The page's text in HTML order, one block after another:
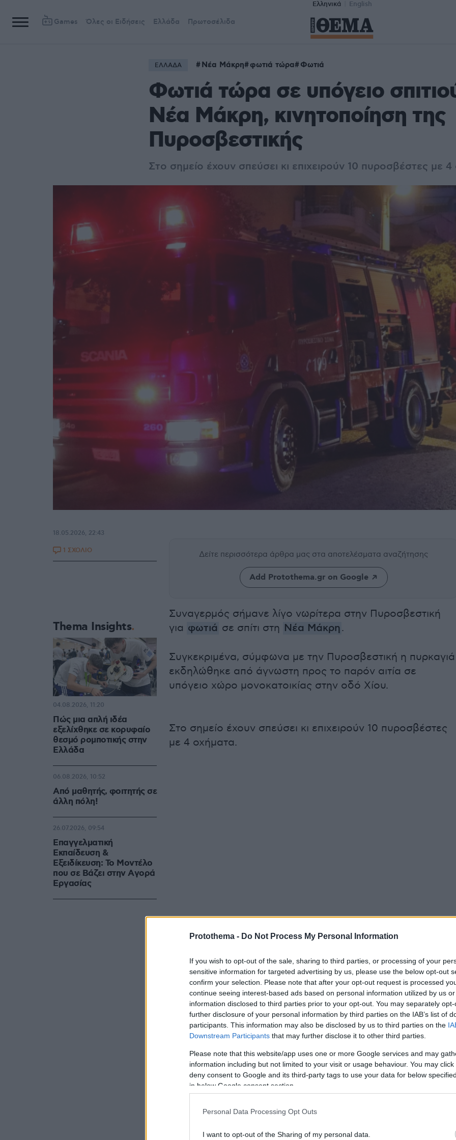
Protothema - Do Not Process My Personal Information
If you wish to opt-out of the sale, sharing to third parties, or processing of your
sensitive information for targeted advertising by us, please use the below opt-out
confirm your selection. Please note that after your opt-out request is processed
continue seeing interest-based ads based on personal information utilized by us
information disclosed to third parties prior to your opt-out. You may separately
further disclosure of your personal information by third parties on the IAB’s list of
participants. This information may also be disclosed by us to third parties on the
Downstream Participants that may further disclose it to other third parties.
Please note that this website/app uses one or more Google services and may
information including but not limited to your visit or usage behaviour. You may
deny consent to Google and its third-party tags to use your data for below
in below Google consent section.
Personal Data Processing Opt Outs
I want to opt-out of the Sharing of my personal data.
Ελληνικά English
Games Όλες οι Ειδήσεις Ελλάδα Πρωτοσέλιδα
ΕΛΛΑΔΑ Νέα Μάκρη φωτιά τώρα Φωτιά
Φωτιά τώρα σε υπόγειο
Νέα Μάκρη, κινητοποίηση της
Πυροσβεστικής
Στο σημείο έχουν σπεύσει κι επιχειρούν 10 πυροσβέστες με
Δείτε περισσότερα άρθρα μας στα αποτελέσματα αναζήτησης
Add Protothema.gr on Google
Συναγερμός σήμανε λίγο νωρίτερα στην Πυροσβεστική
για φωτιά σε σπίτι στη Νέα Μάκρη.
Συγκεκριμένα, σύμφωνα με την Πυροσβεστική η πυρκαγιά
εκδηλώθηκε από άγνωστη προς το παρόν αιτία σε
υπόγειο χώρο μονοκατοικίας στην οδό Χίου.
Στο σημείο έχουν σπεύσει κι επιχειρούν 10 πυροσβέστες
με 4 οχήματα.
18.05.2026, 22:43
1 ΣΧΟΛΙΟ
Thema Insights
Πώς μια απλή ιδέα
εξελίχθηκε σε κορυφαίο
θεσμό ρομποτικής στην
Ελλάδα
04.08.2026, 11:20
Από μαθητής, φοιτητής σε
άλλη πόλη!
06.08.2026, 10:52
Επαγγελματική
Εκπαίδευση &
Εξειδίκευση: Το Mοντέλο
που σε Bάζει στην Aγορά
Eργασίας
26.07.2026, 09:54